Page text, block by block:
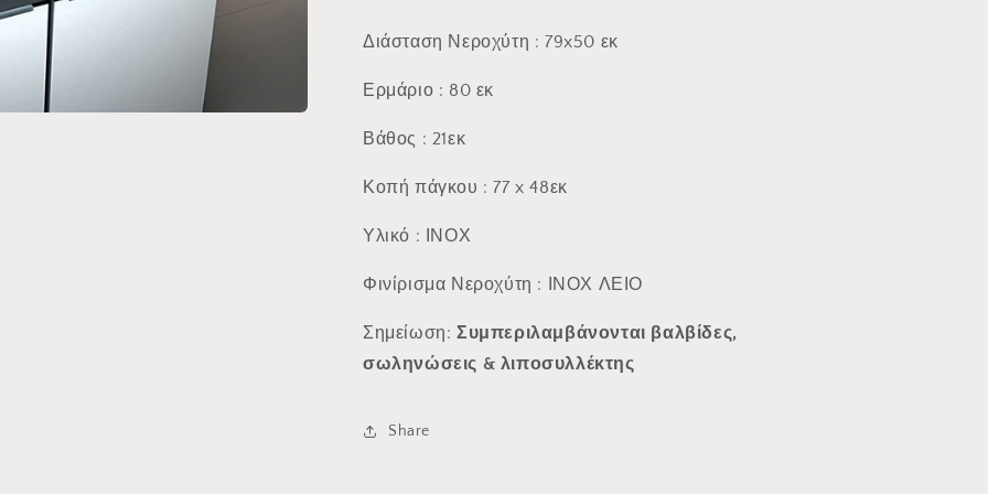
Διάσταση Νεροχύτη : 79x50 εκ
Ερμάριο : 80 εκ
Βάθος : 21εκ
Κοπή πάγκου : 77 x 48εκ
Υλικό : ΙΝΟΧ
Φινίρισμα Νεροχύτη : ΙΝΟΧ ΛΕΙΟ
Σημείωση: Συμπεριλαμβάνονται βαλβίδες,
σωληνώσεις & λιποσυλλέκτης
Share